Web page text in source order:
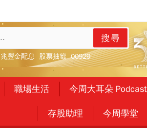
搜尋
兆豐金配息 股票抽籤 00929
職場生活 今周大耳朵 Podcast
存股助理 今周學堂